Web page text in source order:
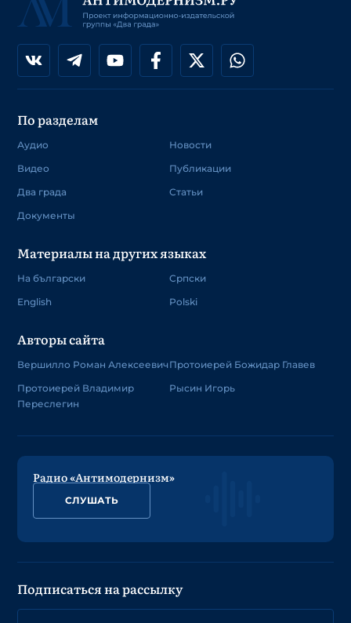
По разделам
Аудио
Видео
Два града
Документы
Новости
Публикации
Статьи
Материалы на других языках
На български
English
Српски
Polski
Авторы сайта
Вершилло Роман Алексеевич
Протоиерей Владимир
Переслегин
Протоиерей Божидар Главев
Рысин Игорь
Радио «Антимодернизм»
СЛУШАТЬ
Подписаться на рассылку